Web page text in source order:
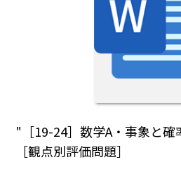
"［19-24］数学A・事象と確
［観点別評価問題］